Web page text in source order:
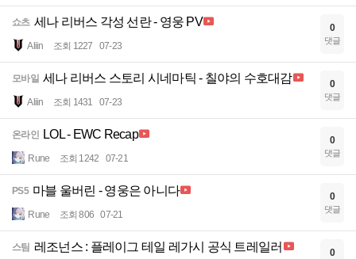
쇼츠 세나 리버스 각성 선란 - 영웅 PV
Aliin 조회 1227 07-23
0
댓글
모바일 세나 리버스 스토리 시네마틱 - 칠야의 수호대감
Aliin 조회 1431 07-23
0
댓글
온라인 LOL - EWC Recap
Rune 조회 1242 07-21
0
댓글
PS5 마블 울버린 - 영웅은 아니다
Rune 조회 806 07-21
0
댓글
스팀 레조넌스 : 플레이그 테일 레가시 공식 트레일러 0